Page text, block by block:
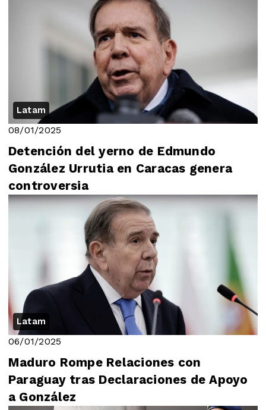
Latam
08/01/2025
Detención del yerno de Edmundo
González Urrutia en Caracas genera
controversia
Latam
06/01/2025
Maduro Rompe Relaciones con
Paraguay tras Declaraciones de Apoyo
a González